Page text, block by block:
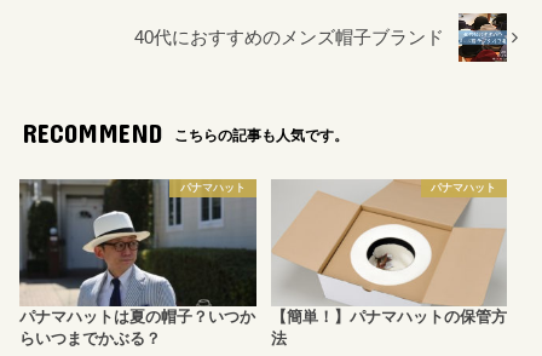
40代におすすめのメンズ帽子ブランド
RECOMMEND こちらの記事も人気です。
パナマハット
パナマハットは夏の帽子？いつか
らいつまでかぶる？
パナマハット
【簡単！】パナマハットの保管方
法